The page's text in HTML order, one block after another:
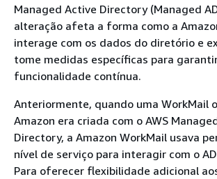
Managed Active Directory (Managed
alteração afeta a forma como a
interage com os dados do diretório e
tome medidas específicas para
funcionalidade contínua.
Anteriormente, quando uma WorkMail
Amazon era criada com o AWS
Directory, a Amazon WorkMail usava
nível de serviço para interagir com o
Para oferecer flexibilidade adicional